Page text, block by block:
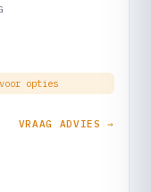
opties
VRAAG ADVIES →